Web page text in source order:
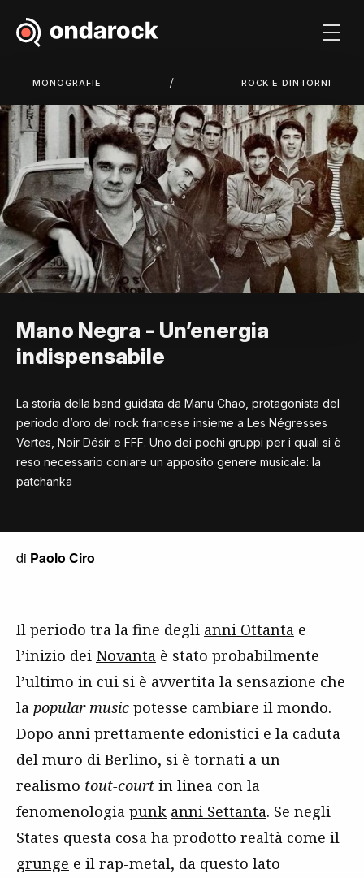
MONOGRAFIE / ROCK E DINTORNI
Mano Negra - Un’energia
indispensabile
La storia della band guidata da Manu Chao, protagonista del
periodo d’oro del rock francese insieme a Les Négresses
Vertes, Noir Désir e FFF. Uno dei pochi gruppi per i quali si è
reso necessario coniare un apposito genere musicale: la
patchanka
di Paolo Ciro
Il periodo tra la fine degli anni Ottanta e
l’inizio dei Novanta è stato probabilmente
l’ultimo in cui si è avvertita la sensazione che
la popular music potesse cambiare il mondo.
Dopo anni prettamente edonistici e la caduta
del muro di Berlino, si è tornati a un
realismo tout-court in linea con la
fenomenologia punk anni Settanta. Se negli
States questa cosa ha prodotto realtà come il
grunge e il rap-metal, da questo lato